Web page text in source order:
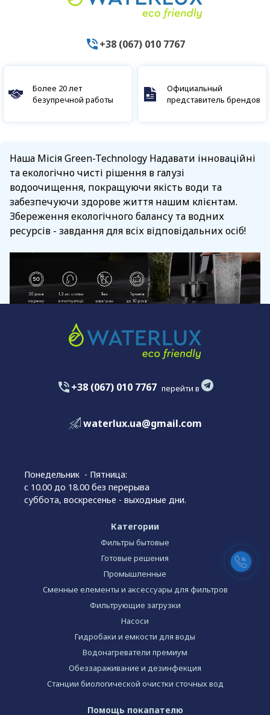
+38 (067) 010 7767
Более 20 лет
безупречной работы
Официальный
представитель брендов
Наша Місія Green-Technology Надавати інноваційні
та екологічно чисті рішення в галузі
водоочищення, покращуючи якість води та
забезпечуючи здорове життя нашим клієнтам.
Збереження екологічного балансу та водних
ресурсів - завдання для всіх відповідальних осіб!
+38 (067) 010 7767 перейти в
waterlux.ua@gmail.com
Понедельник - Пятница:
с 10.00 до 18.00 без перерыва
суббота, воскресенье - выходные дни.
Категории
Фильтры бытовые
Готовые решения
Промышленные
Сменные елементы и аксессуары для фильтров
Фильтрующие загрузки
Насоси
Гидробаки и емкости для воды
Водонагреватели премиум
Обеззараживание и дезинфекция
Станции биологической очистки сточных вод
Помощь покапателю